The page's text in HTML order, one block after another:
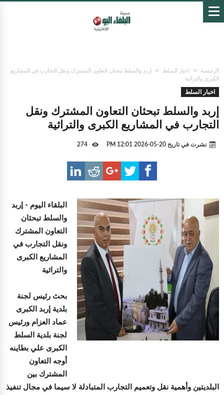
الرئيسية اخبار السلط
إربد والسلط تبحثان التعاون المشترك ونقل التجارب في المشاريع
الكبرى والتراثية
اخبار السلط
إربد والسلط تبحثان التعاون المشترك ونقل
التجارب في المشاريع الكبرى والتراثية
نشرت في تاريخ 20-05-2026 12:01 PM
البلقاء اليوم - إربد
والسلط تبحثان
التعاون المشترك
ونقل التجارب في
المشاريع الكبرى
والتراثية
بحث رئيس لجنة
بلدية إربد الكبرى
عماد العزام ورئيس
لجنة بلدية السلط
الكبرى علي بطاينه
أوجه التعاون
المشترك بين
البلديتين وأهمية نقل وتعميم التجارب المتبادلة لا سيما في مجال تنفيذ